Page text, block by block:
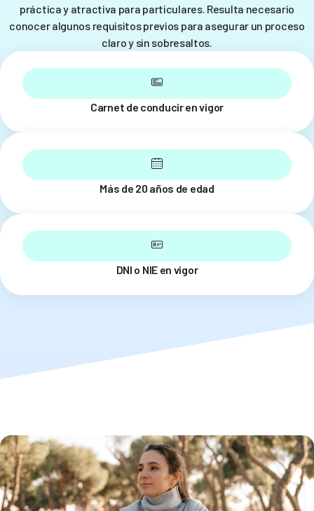
práctica y atractiva para particulares. Resulta necesario
conocer algunos requisitos previos para asegurar un proceso
claro y sin sobresaltos.
Carnet de conducir en vigor
Más de 20 años de edad
DNI o NIE en vigor